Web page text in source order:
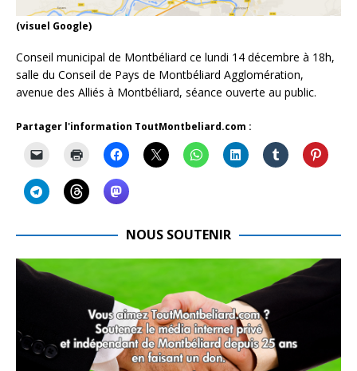
(visuel Google)
Conseil municipal de Montbéliard ce lundi 14 décembre à 18h,
salle du Conseil de Pays de Montbéliard Agglomération,
avenue des Alliés à Montbéliard, séance ouverte au public.
Partager l'information ToutMontbeliard.com :
NOUS SOUTENIR